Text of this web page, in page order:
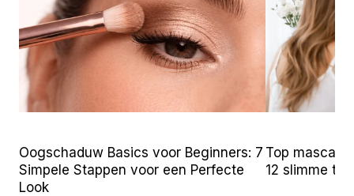
Oogschaduw Basics voor Beginners: 7
Simpele Stappen voor een Perfecte
Look
Top
12 slimme